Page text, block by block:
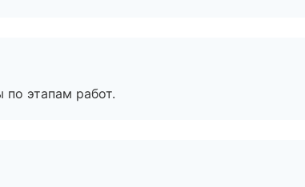
этапам работ.